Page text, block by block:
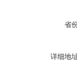
省
详细地